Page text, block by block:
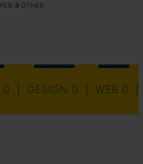
DESIGN WEB